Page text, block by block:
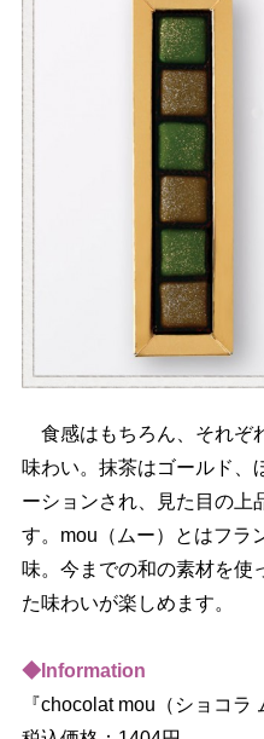
食感はもちろん、それぞ
味わい。抹茶はゴールド、
ーションされ、見た目の上
す。mou（ムー）とはフラ
味。今までの和の素材を使
た味わいが楽しめます。
◆Information
『chocolat mou（ショコラ